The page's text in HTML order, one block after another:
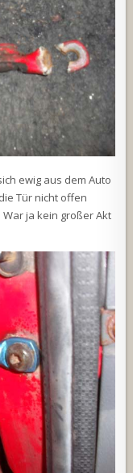
ewig aus dem Auto
Tür nicht offen
ja kein großer Akt